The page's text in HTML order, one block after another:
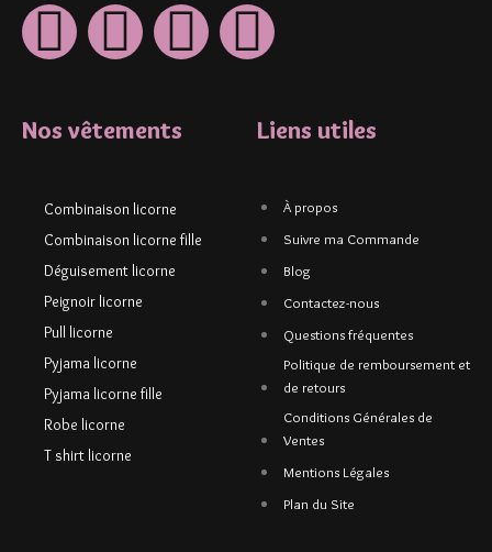
Nos vêtements
Combinaison licorne
Combinaison licorne fille
Déguisement licorne
Peignoir licorne
Pull licorne
Pyjama licorne
Pyjama licorne fille
Robe licorne
T shirt licorne
Liens utiles
À propos
Suivre ma Commande
Blog
Contactez-nous
Questions fréquentes
Politique de remboursement et
de retours
Conditions Générales de
Ventes
Mentions Légales
Plan du Site